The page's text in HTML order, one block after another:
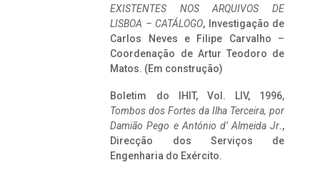
EXISTENTES NOS ARQUIVOS DE
LISBOA – CATÁLOGO, Investigação de
Carlos Neves e Filipe Carvalho –
Coordenação de Artur Teodoro de
Matos. (Em construção)
Boletim do IHIT, Vol. LIV, 1996,
Tombos dos Fortes da Ilha Terceira, por
Damião Pego e António d’ Almeida Jr.,
Direcção dos Serviços de
Engenharia do Exército.